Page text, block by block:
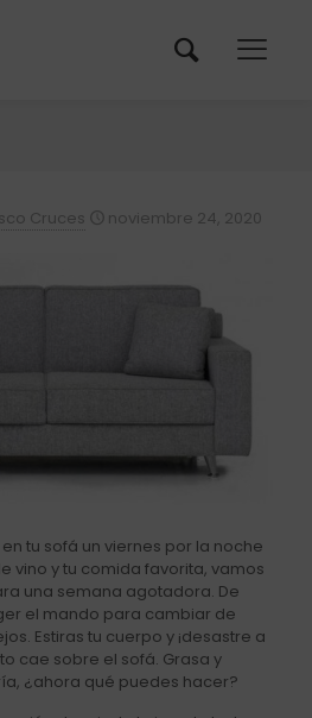
Cruces noviembre 24, 2020
tu sofá un viernes por la noche
vino y tu comida favorita, vamos
una semana agotadora. De
el mando para cambiar de
Estiras tu cuerpo y ¡desastre a
cae sobre el sofá. Grasa y
¿ahora qué puedes hacer?